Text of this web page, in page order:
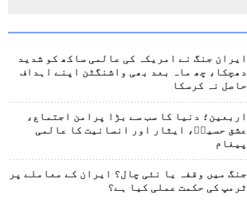
ایران جنگ نے امریکہ کی عالمی ساکھ کو شدید
دھچکا، چھ ماہ بعد بھی واشنگٹن اپنے اہداف
حاصل نہ کرسکا
اربعین؛ دنیا کا سب سے بڑا پرامن اجتماع،
عشق حسینؑ، ایثار اور انسانیت کا عالمی
پیغام
جنگ میں وقفہ یا نئی چال؟ ایران کے معاملے پر
ٹرمپ کی حکمت عملی کیا ہے؟